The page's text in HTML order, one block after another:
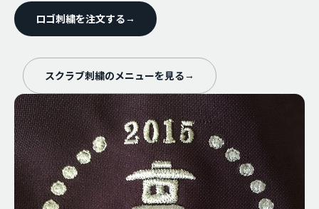
ロゴ刺繍を注文する →
スクラブ刺繍のメニューを見る →